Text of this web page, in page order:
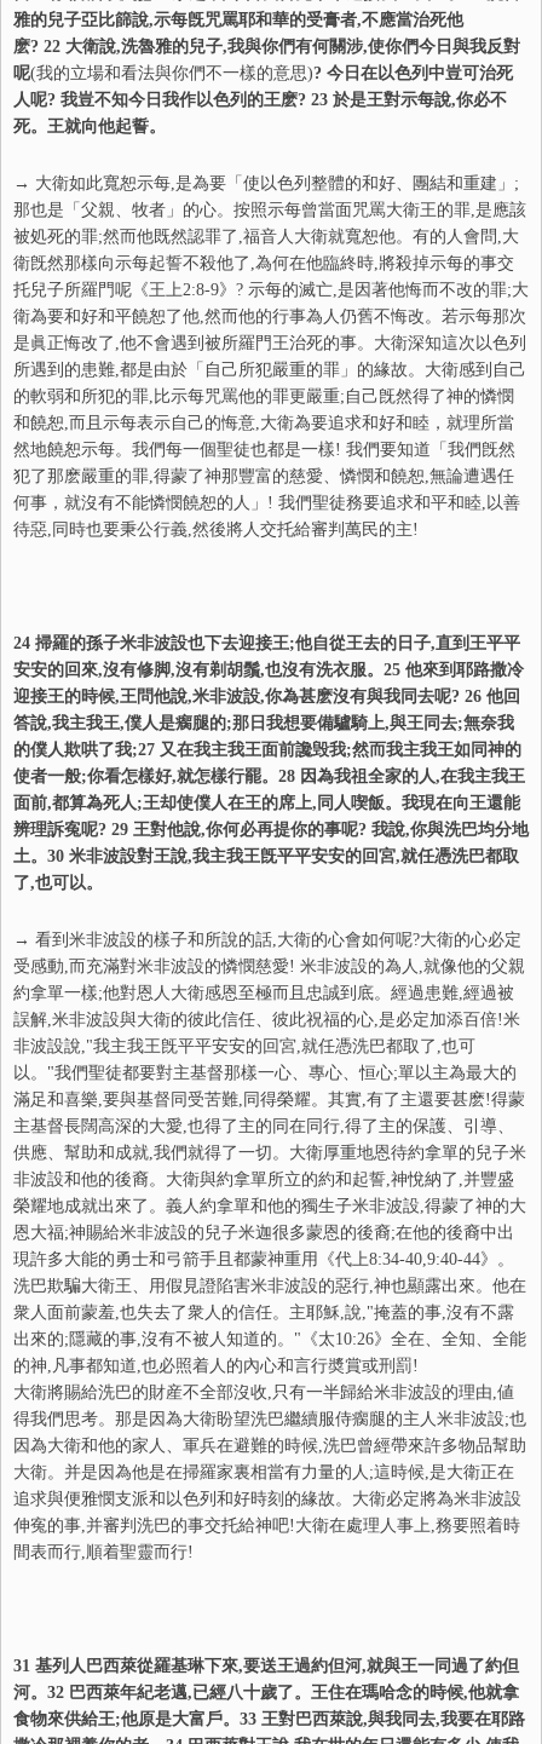
雅的兒子亞比篩說,示每旣咒罵耶和華的受膏者,不應當治死他
麽? 22 大衛說,洗魯雅的兒子,我與你們有何關涉,使你們今日與我反對
呢(我的立場和看法與你們不一樣的意思)? 今日在以色列中豈可治死
人呢? 我豈不知今日我作以色列的王麽? 23 於是王對示每說,你必不
死。王就向他起誓。
→ 大衛如此寬恕示每,是為要「使以色列整體的和好、團結和重建」;
那也是「父親、牧者」的心。按照示每曾當面咒罵大衛王的罪,是應該
被処死的罪;然而他既然認罪了,福音人大衛就寬恕他。有的人會問,大
衛旣然那樣向示每起誓不殺他了,為何在他臨終時,將殺掉示每的事交
托兒子所羅門呢《王上2:8-9》? 示每的滅亡,是因著他悔而不改的罪;大
衛為要和好和平饒恕了他,然而他的行事為人仍舊不悔改。若示每那次
是眞正悔改了,他不會遇到被所羅門王治死的事。大衛深知這次以色列
所遇到的患難,都是由於「自己所犯嚴重的罪」的緣故。大衛感到自己
的軟弱和所犯的罪,比示每咒罵他的罪更嚴重;自己旣然得了神的憐憫
和饒恕,而且示每表示自己的悔意,大衛為要追求和好和睦，就理所當
然地饒恕示每。我們每一個聖徒也都是一樣! 我們要知道「我們旣然
犯了那麽嚴重的罪,得蒙了神那豐富的慈愛、憐憫和饒恕,無論遭遇任
何事，就沒有不能憐憫饒恕的人」! 我們聖徒務要追求和平和睦,以善
待惡,同時也要秉公行義,然後將人交托給審判萬民的主!
24 掃羅的孫子米非波設也下去迎接王;他自從王去的日子,直到王平平
安安的回來,沒有修脚,沒有剃胡鬚,也沒有洗衣服。25 他來到耶路撒冷
迎接王的時候,王問他說,米非波設,你為甚麽沒有與我同去呢? 26 他回
答說,我主我王,僕人是瘸腿的;那日我想要備驢騎上,與王同去;無奈我
的僕人欺哄了我;27 又在我主我王面前讒毁我;然而我主我王如同神的
使者一般;你看怎樣好,就怎樣行罷。28 因為我祖全家的人,在我主我王
面前,都算為死人;王却使僕人在王的席上,同人喫飯。我現在向王還能
辨理訴寃呢? 29 王對他說,你何必再提你的事呢? 我說,你與洗巴均分地
土。30 米非波設對王說,我主我王旣平平安安的回宮,就任憑洗巴都取
了,也可以。
→ 看到米非波設的樣子和所說的話,大衛的心會如何呢?大衛的心必定
受感動,而充滿對米非波設的憐憫慈愛! 米非波設的為人,就像他的父親
約拿單一樣;他對恩人大衛感恩至極而且忠誠到底。經過患難,經過被
誤解,米非波設與大衛的彼此信任、彼此祝福的心,是必定加添百倍!米
非波設說,"我主我王旣平平安安的回宮,就任憑洗巴都取了,也可
以。"我們聖徒都要對主基督那樣一心、專心、恒心;單以主為最大的
滿足和喜樂,要與基督同受苦難,同得榮耀。其實,有了主還要甚麽!得蒙
主基督長闊高深的大愛,也得了主的同在同行,得了主的保護、引導、
供應、幫助和成就,我們就得了一切。大衛厚重地恩待約拿單的兒子米
非波設和他的後裔。大衛與約拿單所立的約和起誓,神悅納了,并豐盛
榮耀地成就出來了。義人約拿單和他的獨生子米非波設,得蒙了神的大
恩大福;神賜給米非波設的兒子米迦很多蒙恩的後裔;在他的後裔中出
現許多大能的勇士和弓箭手且都蒙神重用《代上8:34-40,9:40-44》。
洗巴欺騙大衛王、用假見證陷害米非波設的惡行,神也顯露出來。他在
衆人面前蒙羞,也失去了衆人的信任。主耶穌,說,"掩蓋的事,沒有不露
出來的;隱藏的事,沒有不被人知道的。"《太10:26》全在、全知、全能
的神,凡事都知道,也必照着人的內心和言行奬賞或刑罰!
大衛將賜給洗巴的財産不全部沒收,只有一半歸給米非波設的理由,値
得我們思考。那是因為大衛盼望洗巴繼續服侍瘸腿的主人米非波設;也
因為大衛和他的家人、軍兵在避難的時候,洗巴曾經帶來許多物品幫助
大衛。并是因為他是在掃羅家裏相當有力量的人;這時候,是大衛正在
追求與便雅憫支派和以色列和好時刻的緣故。大衛必定將為米非波設
伸寃的事,并審判洗巴的事交托給神吧!大衛在處理人事上,務要照着時
間表而行,順着聖靈而行!
31 基列人巴西萊從羅基琳下來,要送王過約但河,就與王一同過了約但
河。32 巴西萊年紀老邁,已經八十歲了。王住在瑪哈念的時候,他就拿
食物來供給王;他原是大富戶。33 王對巴西萊說,與我同去,我要在耶路